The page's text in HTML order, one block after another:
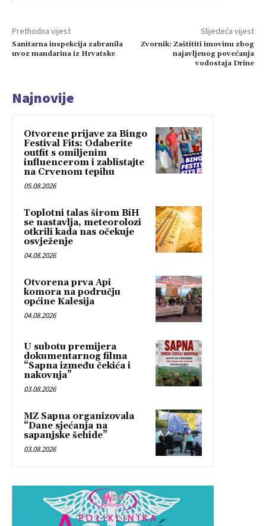
Prethodna vijest
Sanitarna inspekcija zabranila
uvoz mandarina iz Hrvatske
Slijedeća vijest
Zvornik: Zaštititi imovinu zbog
najavljenog povećanja
vodostaja Drine
Najnovije
Otvorene prijave za Bingo
Festival Fits: Odaberite
outfit s omiljenim
influencerom i zablistajte
na Crvenom tepihu
05.08.2026
Toplotni talas širom BiH
se nastavlja, meteorolozi
otkrili kada nas očekuje
osvježenje
04.08.2026
Otvorena prva Api
komora na području
općine Kalesija
04.08.2026
U subotu premijera
dokumentarnog filma
“Sapna između čekića i
nakovnja”
03.08.2026
MZ Sapna organizovala
“Dane sjećanja na
sapanjske šehide”
03.08.2026